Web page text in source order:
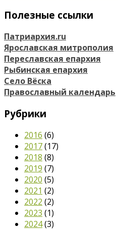
Полезные ссылки
Патриархия.ru
Ярославская митрополия
Переславская епархия
Рыбинская епархия
Село Вёска
Православный календарь
Рубрики
2016 (6)
2017(17)
2018 (8)
2019 (7)
2020 (5)
2021 (2)
2022 (2)
2023 (1)
2024(3)